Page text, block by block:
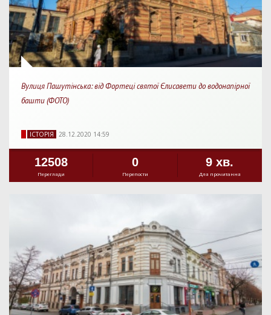
Вулиця Пашутінська: від Фортеці святої Єлисавети до водонапірної
башти (ФОТО)
IСТОРIЯ 28.12.2020 14:59
12508
Перегляди
0
Перепости
9 хв.
Для прочитання